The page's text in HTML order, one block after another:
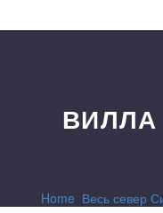
Home Весь север